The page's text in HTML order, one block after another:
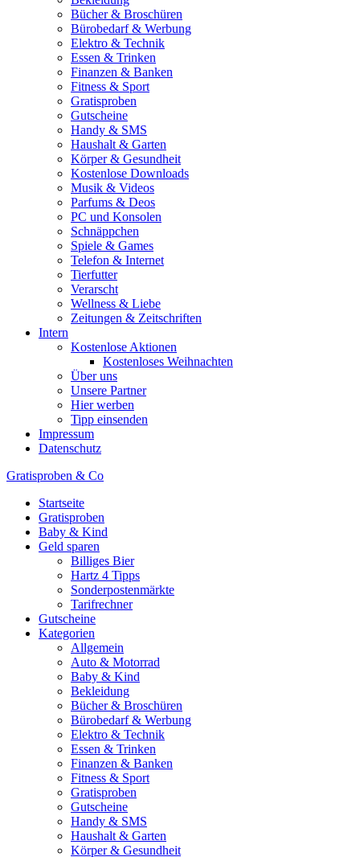
Bücher & Broschüren
Bürobedarf & Werbung
Elektro & Technik
Essen & Trinken
Finanzen & Banken
Fitness & Sport
Gratisproben
Gutscheine
Handy & SMS
Haushalt & Garten
Körper & Gesundheit
Kostenlose Downloads
Musik & Videos
Parfums & Deos
PC und Konsolen
Schnäppchen
Spiele & Games
Telefon & Internet
Tierfutter
Verarscht
Wellness & Liebe
Zeitungen & Zeitschriften
Intern
Kostenlose Aktionen
Kostenloses Weihnachten
Über uns
Unsere Partner
Hier werben
Tipp einsenden
Impressum
Datenschutz
Gratisproben & Co
Startseite
Gratisproben
Baby & Kind
Geld sparen
Billiges Bier
Hartz 4 Tipps
Sonderpostenmärkte
Tarifrechner
Gutscheine
Kategorien
Allgemein
Auto & Motorrad
Baby & Kind
Bekleidung
Bücher & Broschüren
Bürobedarf & Werbung
Elektro & Technik
Essen & Trinken
Finanzen & Banken
Fitness & Sport
Gratisproben
Gutscheine
Handy & SMS
Haushalt & Garten
Körper & Gesundheit